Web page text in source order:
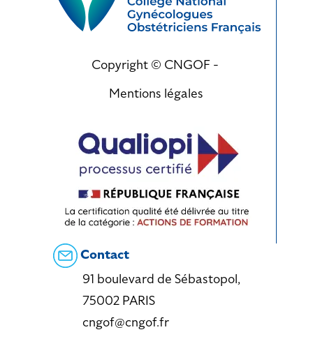
Copyright © CNGOF -
Mentions légales
Contact
91 boulevard de Sébastopol,
75002 PARIS
cngof@cngof.fr